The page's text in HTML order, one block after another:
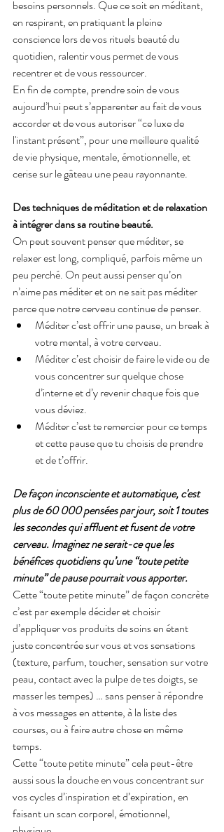
besoins personnels. Que ce soit en méditant,
en respirant, en pratiquant la pleine
conscience lors de vos rituels beauté du
quotidien, ralentir vous permet de vous
recentrer et de vous ressourcer.
En fin de compte, prendre soin de vous
aujourd’hui peut s’apparenter au fait de vous
accorder et de vous autoriser “ce luxe de
l'instant présent”, pour une meilleure qualité
de vie physique, mentale, émotionnelle, et
cerise sur le gâteau une peau rayonnante.
Des techniques de méditation et de relaxation
à intégrer dans sa routine beauté.
On peut souvent penser que méditer, se
relaxer est long, compliqué, parfois même un
peu perché. On peut aussi penser qu’on
n’aime pas méditer et on ne sait pas méditer
parce que notre cerveau continue de penser.
Méditer c’est offrir une pause, un break à
votre mental, à votre cerveau.
Méditer c’est choisir de faire le vide ou de
vous concentrer sur quelque chose
d’interne et d’y revenir chaque fois que
vous déviez.
Méditer c’est te remercier pour ce temps
et cette pause que tu choisis de prendre
et de t’offrir.
De façon inconsciente et automatique, c'est
plus de 60 000 pensées par jour, soit 1 toutes
les secondes qui affluent et fusent de votre
cerveau. Imaginez ne serait-ce que les
bénéfices quotidiens qu’une “toute petite
minute” de pause pourrait vous apporter.
Cette “toute petite minute” de façon concrète
c’est par exemple décider et choisir
d’appliquer vos produits de soins en étant
juste concentrée sur vous et vos sensations
(texture, parfum, toucher, sensation sur votre
peau, contact avec la pulpe de tes doigts, se
masser les tempes) … sans penser à répondre
à vos messages en attente, à la liste des
courses, ou à faire autre chose en même
temps.
Cette “toute petite minute” cela peut-être
aussi sous la douche en vous concentrant sur
vos cycles d’inspiration et d’expiration, en
faisant un scan corporel, émotionnel,